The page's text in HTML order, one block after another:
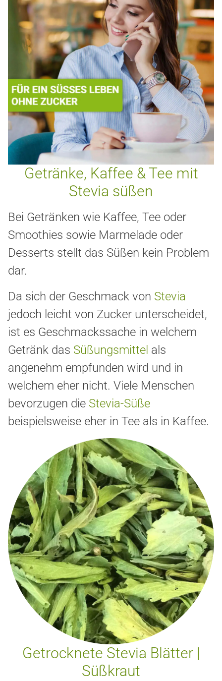
Getränke, Kaffee & Tee mit
Stevia süßen
Bei Getränken wie Kaffee, Tee oder
Smoothies sowie Marmelade oder
Desserts stellt das Süßen kein Problem
dar.
Da sich der Geschmack von Stevia
jedoch leicht von Zucker unterscheidet,
ist es Geschmackssache in welchem
Getränk das Süßungsmittel als
angenehm empfunden wird und in
welchem eher nicht. Viele Menschen
bevorzugen die Stevia-Süße
beispielsweise eher in Tee als in Kaffee.
Getrocknete Stevia Blätter |
Süßkraut